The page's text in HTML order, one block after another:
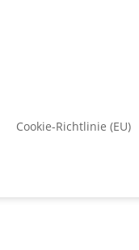
Cookie-Richtlinie (EU)